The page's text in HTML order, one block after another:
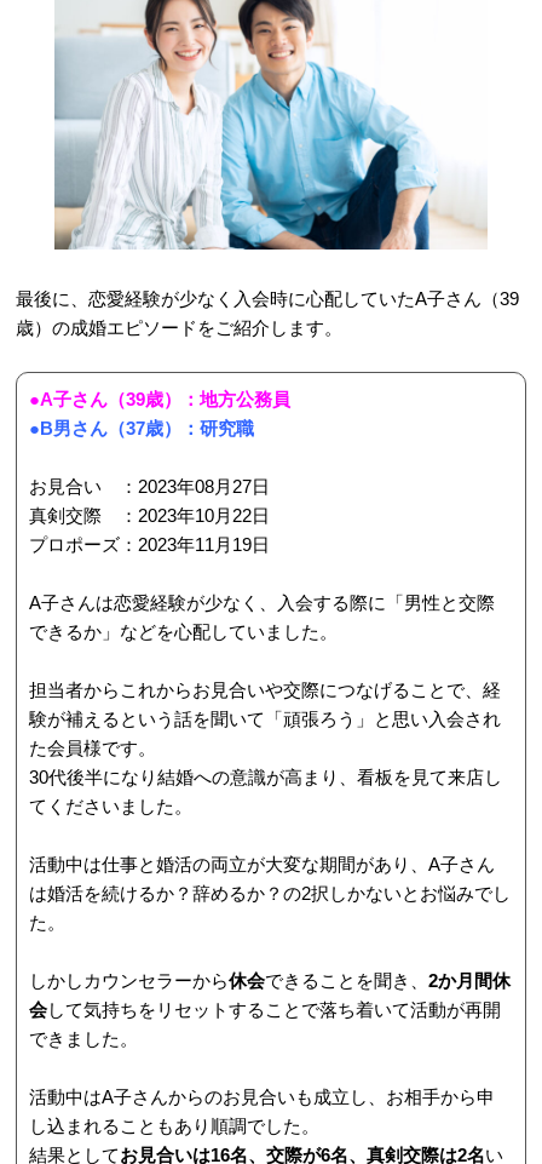
最後に、恋愛経験が少なく入会時に心配していたA子さん（39
歳）の成婚エピソードをご紹介します。
●A子さん（39歳）：地方公務員
●B男さん（37歳）：研究職
お見合い ：2023年08月27日
真剣交際 ：2023年10月22日
プロポーズ：2023年11月19日
A子さんは恋愛経験が少なく、入会する際に「男性と交際
できるか」などを心配していました。
担当者からこれからお見合いや交際につなげることで、経
験が補えるという話を聞いて「頑張ろう」と思い入会され
た会員様です。
30代後半になり結婚への意識が高まり、看板を見て来店し
てくださいました。
活動中は仕事と婚活の両立が大変な期間があり、A子さん
は婚活を続けるか？辞めるか？の2択しかないとお悩みでし
た。
しかしカウンセラーから休会できることを聞き、2か月間休
会して気持ちをリセットすることで落ち着いて活動が再開
できました。
活動中はA子さんからのお見合いも成立し、お相手から申
し込まれることもあり順調でした。
結果としてお見合いは16名、交際が6名、真剣交際は2名い